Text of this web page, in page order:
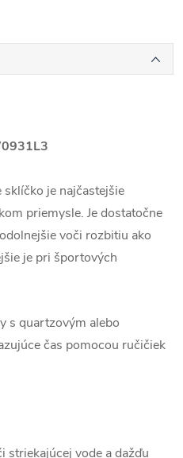
sklíčko je najčastejšie
priemysle. Je dostatočne
voči rozbitiu ako
je pri športových
s quartzovým alebo
čas pomocou ručičiek
vode a dažďu